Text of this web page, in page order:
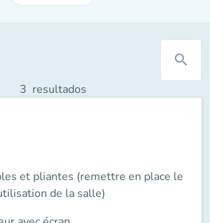
search
3 resultados
et pliantes (remettre en place le
de la salle)